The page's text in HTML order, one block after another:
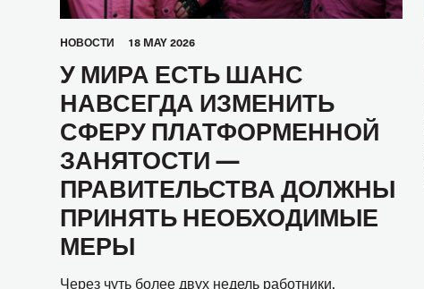
HОВОСТИ 18 MAY 2026
У МИРА ЕСТЬ ШАНС
НАВСЕГДА ИЗМЕНИТЬ
СФЕРУ ПЛАТФОРМЕННОЙ
ЗАНЯТОСТИ —
ПРАВИТЕЛЬСТВА ДОЛЖНЫ
ПРИНЯТЬ НЕОБХОДИМЫЕ
МЕРЫ
Через чуть более двух недель работники,